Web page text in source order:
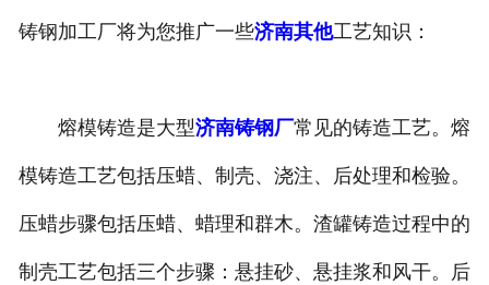
铸钢加工厂将为您推广一些济南其他工艺知识：
熔模铸造是大型济南铸钢厂常见的铸造工艺。熔
模铸造工艺包括压蜡、制壳、浇注、后处理和检验。
压蜡步骤包括压蜡、蜡理和群木。渣罐铸造过程中的
制壳工艺包括三个步骤：悬挂砂、悬挂浆和风干。后